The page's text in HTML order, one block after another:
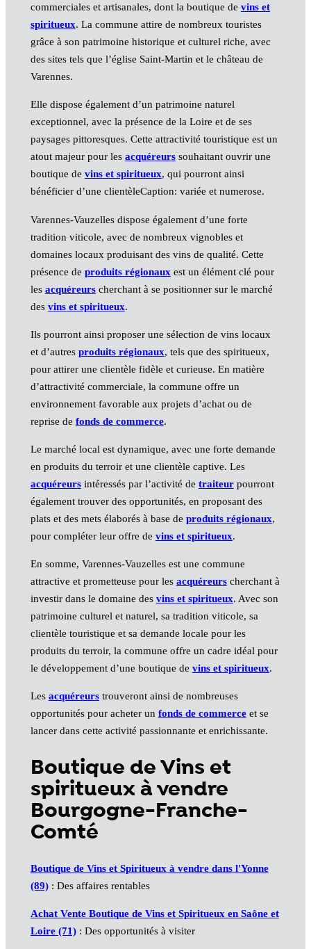
commerciales et artisanales, dont la boutique de vins et
spiritueux. La commune attire de nombreux touristes
grâce à son patrimoine historique et culturel riche, avec
des sites tels que l’église Saint-Martin et le château de
Varennes.
Elle dispose également d’un patrimoine naturel
exceptionnel, avec la présence de la Loire et de ses
paysages pittoresques. Cette attractivité touristique est un
atout majeur pour les acquéreurssouhaitant ouvrir une
boutique de vins et spiritueux, qui pourront ainsi
bénéficier d’une clientèleCaption: variée et numerose.
Varennes-Vauzelles dispose également d’une forte
tradition viticole, avec de nombreux vignobles et
domaines locaux produisant des vins de qualité. Cette
présence de produits régionaux est un élément clé pour
les acquéreurscherchant à se positionner sur le marché
des vins et spiritueux.
Ils pourront ainsi proposer une sélection de vins locaux
et d’autres produits régionaux, tels que des spiritueux,
pour attirer une clientèle fidèle et curieuse. En matière
d’attractivité commerciale, la commune offre un
environnement favorable aux projets d’achat ou de
reprise de fonds de commerce.
Le marché local est dynamique, avec une forte demande
en produits du terroir et une clientèle captive. Les
acquéreursintéressés par l’activité de traiteurpourront
également trouver des opportunités, en proposant des
plats et des mets élaborés à base de produits régionaux,
pour compléter leur offre de vins et spiritueux.
En somme, Varennes-Vauzelles est une commune
attractive et prometteuse pour les acquéreurscherchant à
investir dans le domaine des vins et spiritueux. Avec son
patrimoine culturel et naturel, sa tradition viticole, sa
clientèle touristique et sa demande locale pour les
produits du terroir, la commune offre un cadre idéal pour
le développement d’une boutique de vins et spiritueux.
Les acquéreurstrouveront ainsi de nombreuses
opportunités pour acheter un fonds de commerceet se
lancer dans cette activité passionnante et enrichissante.
Boutique de Vins et
spiritueux à vendre
Bourgogne-Franche-
Comté
Boutique de Vins et Spiritueux à vendre dans l'Yonne
(89): Des affaires rentables
Achat Vente Boutique de Vins et Spiritueux en Saône et
Loire (71): Des opportunités à visiter